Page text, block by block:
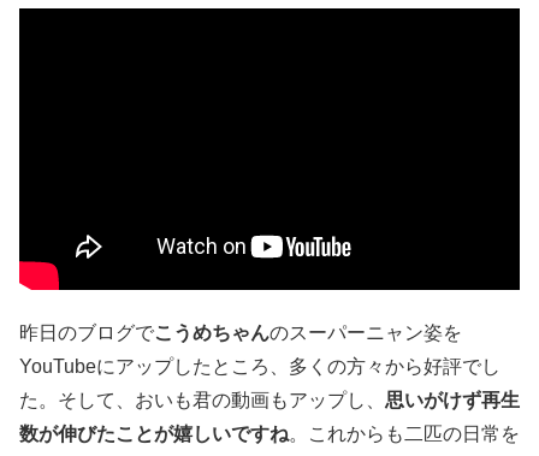
昨日のブログでこうめちゃんのスーパーニャン姿を
YouTubeにアップしたところ、多くの方々から好評でし
た。そして、おいも君の動画もアップし、 思いがけず再生
数が伸びたことが嬉しいですね。これからも二匹の日常を